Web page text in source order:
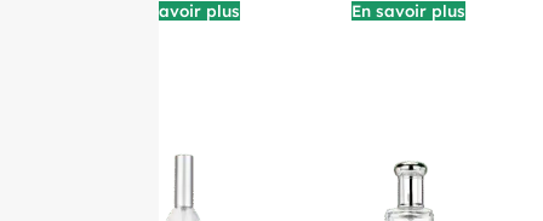
En savoir plus En savoir plus